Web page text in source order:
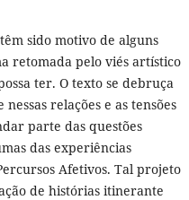
sido motivo de alguns
retomada pelo viés artístico
ter. O texto se debruça
relações e as tensões
parte das questões
das experiências
Afetivos. Tal projeto
de histórias itinerante